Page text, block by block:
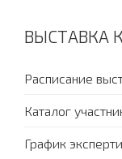
ВЫСТАВКА
Расписание
Каталог
График